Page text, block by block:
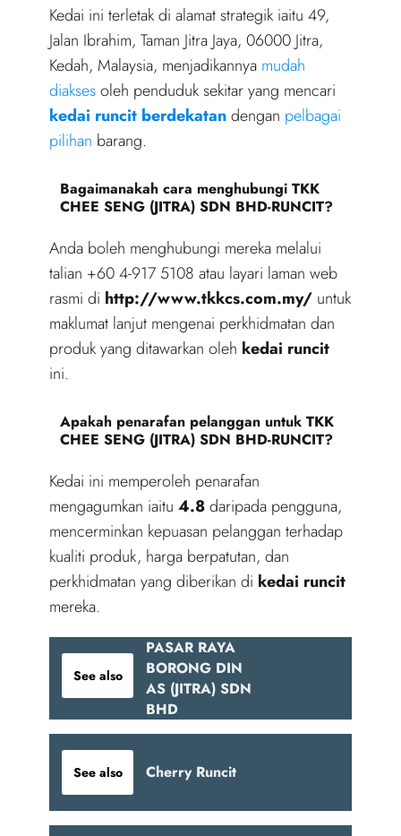
Kedai ini terletak di alamat strategik iaitu 49,
Jalan Ibrahim, Taman Jitra Jaya, 06000 Jitra,
Kedah, Malaysia, menjadikannya mudah
diaksesoleh penduduk sekitar yang mencari
kedai runcit berdekatandengan pelbagai
pilihan barang.
Bagaimanakah cara menghubungi TKK
CHEE SENG (JITRA) SDN BHD-RUNCIT?
Anda boleh menghubungi mereka melalui
talian +60 4-917 5108 atau layari laman web
rasmi di http://www.tkkcs.com.my/ untuk
maklumat lanjut mengenai perkhidmatan dan
produk yang ditawarkan oleh kedai runcit
ini.
Apakah penarafan pelanggan untuk TKK
CHEE SENG (JITRA) SDN BHD-RUNCIT?
Kedai ini memperoleh penarafan
mengagumkan iaitu 4.8daripada pengguna,
mencerminkan kepuasan pelanggan terhadap
kualiti produk, harga berpatutan, dan
perkhidmatan yang diberikan di kedai runcit
mereka.
See also
PASAR RAYA
BORONG DIN
AS (JITRA) SDN
BHD
See also Cherry Runcit